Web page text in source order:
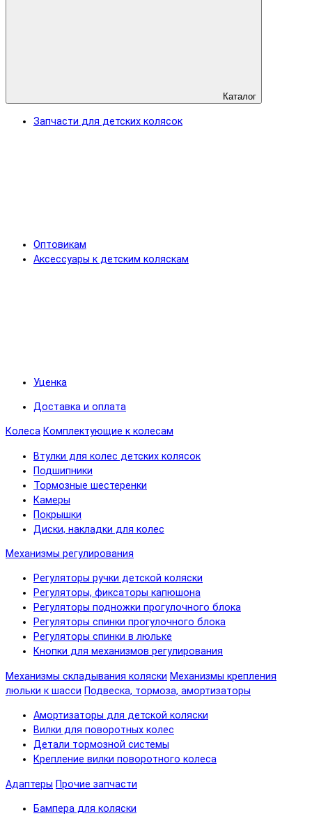
Каталог
Запчасти для детских колясок
Оптовикам
Аксессуары к детским коляскам
Уценка
Доставка и оплата
Колеса Комплектующие к колесам
Втулки для колес детских колясок
Подшипники
Тормозные шестеренки
Камеры
Покрышки
Диски, накладки для колес
Механизмы регулирования
Регуляторы ручки детской коляски
Регуляторы, фиксаторы капюшона
Регуляторы подножки прогулочного блока
Регуляторы спинки прогулочного блока
Регуляторы спинки в люльке
Кнопки для механизмов регулирования
Механизмы складывания коляски Механизмы крепления
люльки к шасси Подвеска, тормоза, амортизаторы
Амортизаторы для детской коляски
Вилки для поворотных колес
Детали тормозной системы
Крепление вилки поворотного колеса
Адаптеры Прочие запчасти
Бампера для коляски